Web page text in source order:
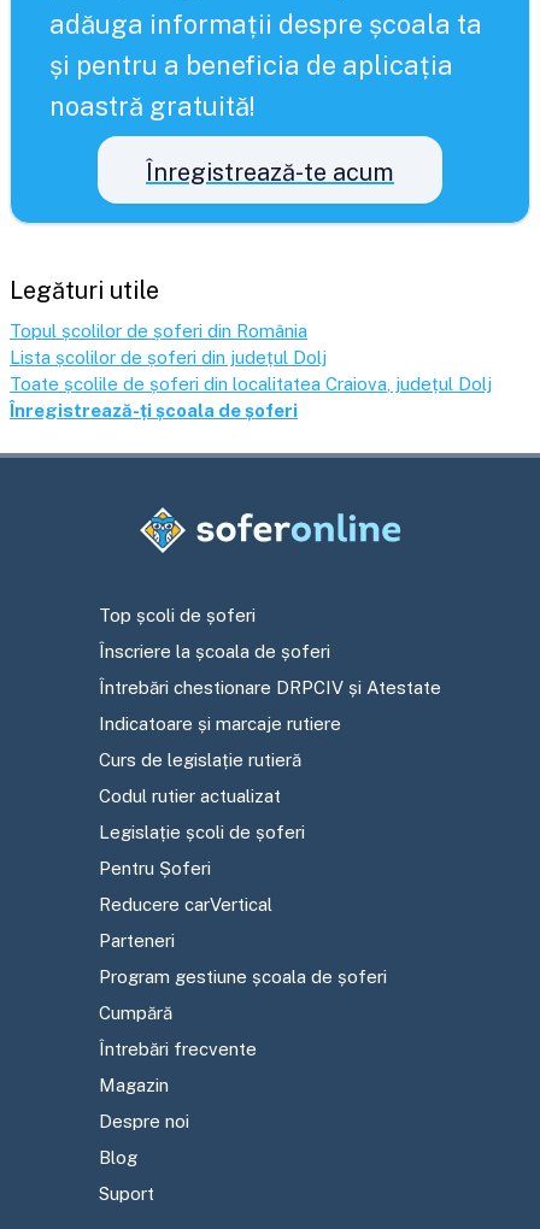
adăuga informații despre școala ta
și pentru a beneficia de aplicația
noastră gratuită!
Înregistrează-te acum
Legături utile
Topul școlilor de șoferi din România
Lista școlilor de șoferi din județul Dolj
Toate școlile de șoferi din localitatea Craiova , județul Dolj
Înregistrează-ți școala de șoferi
Top școli de șoferi
Înscriere la școala de șoferi
Întrebări chestionare DRPCIV și Atestate
Indicatoare și marcaje rutiere
Curs de legislație rutieră
Codul rutier actualizat
Legislație școli de șoferi
Pentru Șoferi
Reducere carVertical
Parteneri
Program gestiune școala de șoferi
Cumpără
Întrebări frecvente
Magazin
Despre noi
Blog
Suport